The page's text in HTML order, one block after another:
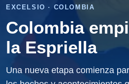
EXCELSIO · COLOMBIA
Colombia
la Espriella
Una nueva etapa comienza